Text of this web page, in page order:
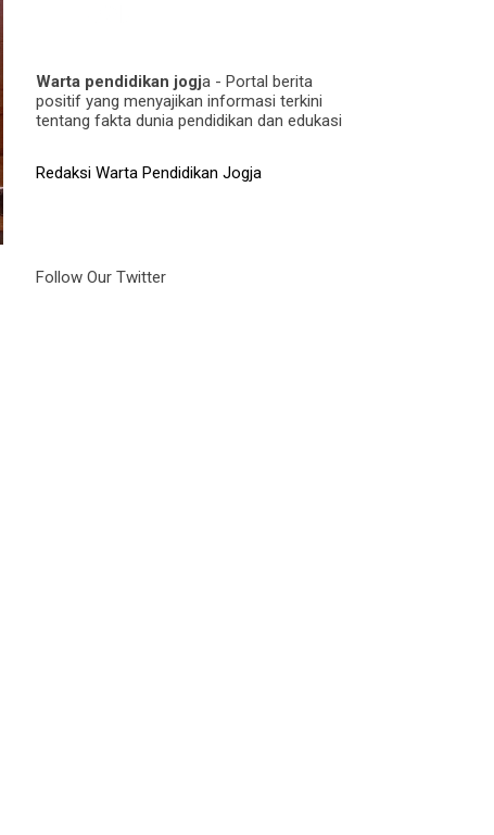
Warta pendidikan jogja - Portal berita
positif yang menyajikan informasi terkini
tentang fakta dunia pendidikan dan edukasi
Redaksi Warta Pendidikan Jogja
Follow Our Twitter